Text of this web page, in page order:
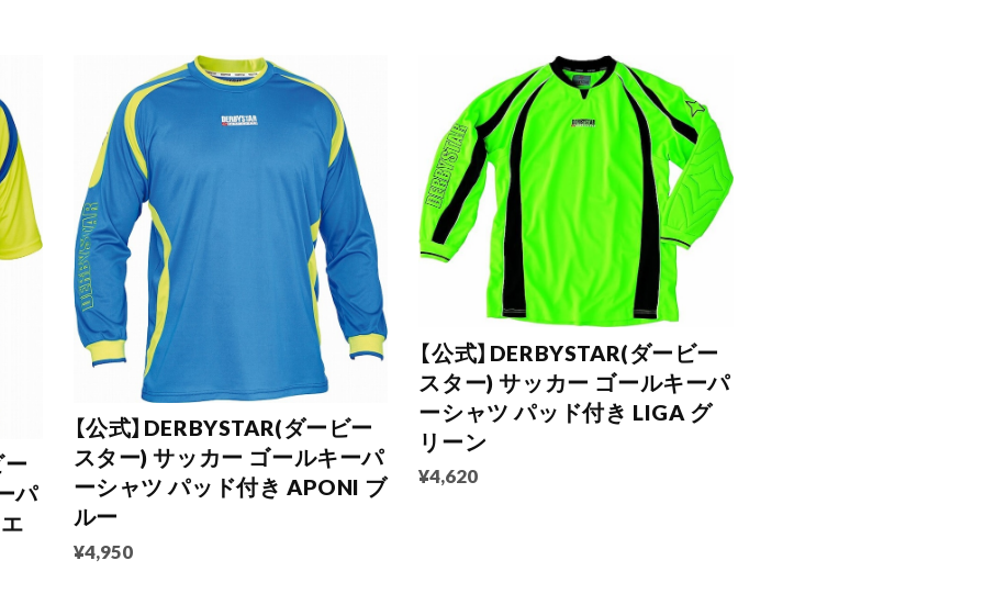
ー
パ
【公式】DERBYSTAR(ダービー
スター) サッカー ゴールキーパ
ーシャツ パッド付き APONI ブ
ルー
¥4,950
【公式】DERBYSTAR(ダービー
スター) サッカー ゴールキーパ
ーシャツ パッド付き LIGA グ
リーン
¥4,620